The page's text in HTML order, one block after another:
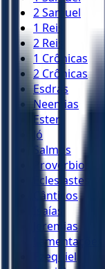
2 Samuel
1 Reis
2 Reis
1 Crônicas
2 Crônicas
Esdras
Neemias
Ester
Jó
Salmos
Provérbios
Eclesiastes
Cânticos
Isaías
Jeremias
Ezequiel